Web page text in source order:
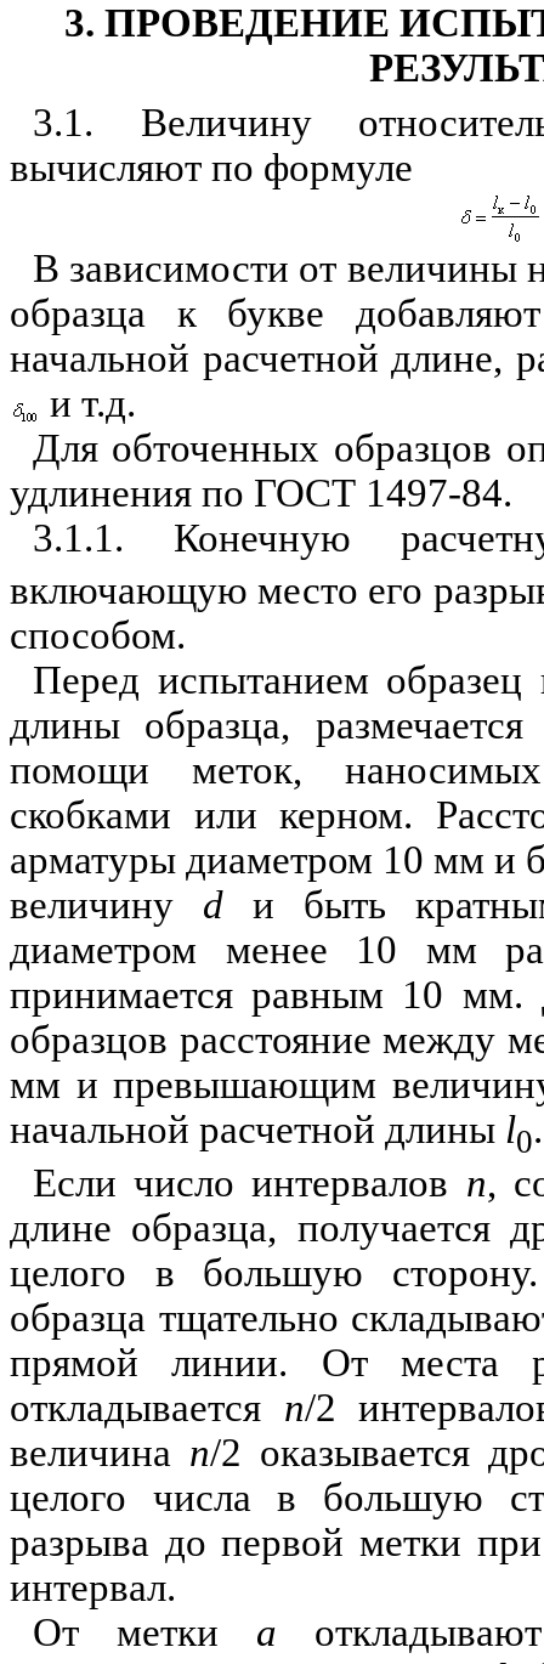
3. ПРОВЕДЕНИЕ
3.1. Величину
вычисляют по формуле
В зависимости от величины
образца к букве
начальной расчетной длине,
и т.д.
Для обточенных образцов
удлинения по ГОСТ 1497-84.
3.1.1. Конечную
включающую место его
способом.
Перед испытанием
длины образца,
помощи меток,
скобками или керном.
арматуры диаметром 10 мм и
величину dи быть
диаметром менее 10 мм
принимается равным 10 мм.
образцов расстояние между
мм и превышающим
начальной расчетной длины l0.
Если число интервалов n,
длине образца, получается
целого в большую
образца тщательно
прямой линии. От места
откладывается n/2
величина n/2 оказывается
целого числа в большую
разрыва до первой метки
интервал.
От метки а